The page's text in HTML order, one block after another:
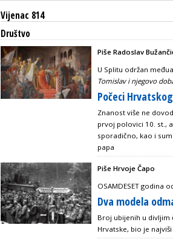
Vijenac 814
Društvo
Piše Radoslav
U Splitu održan
Tomislav i njegovo
Počeci
Znanost više ne
prvoj polovici 10. st.,
sporadično, kao i
papa
Piše Hrvoje Čapo
OSAMDESET godina
Dva modela
Broj ubijenih u divljim
Hrvatske, bio je